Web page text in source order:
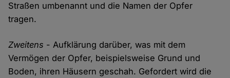
Straßen umbenannt und die Namen der Opfer
tragen.
Zweitens - Aufklärung darüber, was mit dem
Vermögen der Opfer, beispielsweise Grund und
Boden, ihren Häusern geschah. Gefordert wird die